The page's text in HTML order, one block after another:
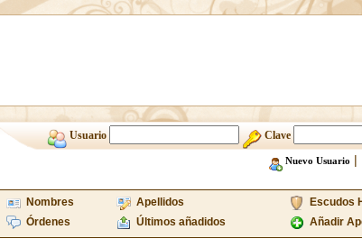
Usuario Clave
Nuevo Usuario |
Nombres Apellidos
Escudos
Órdenes Últimos añadidos Añadir